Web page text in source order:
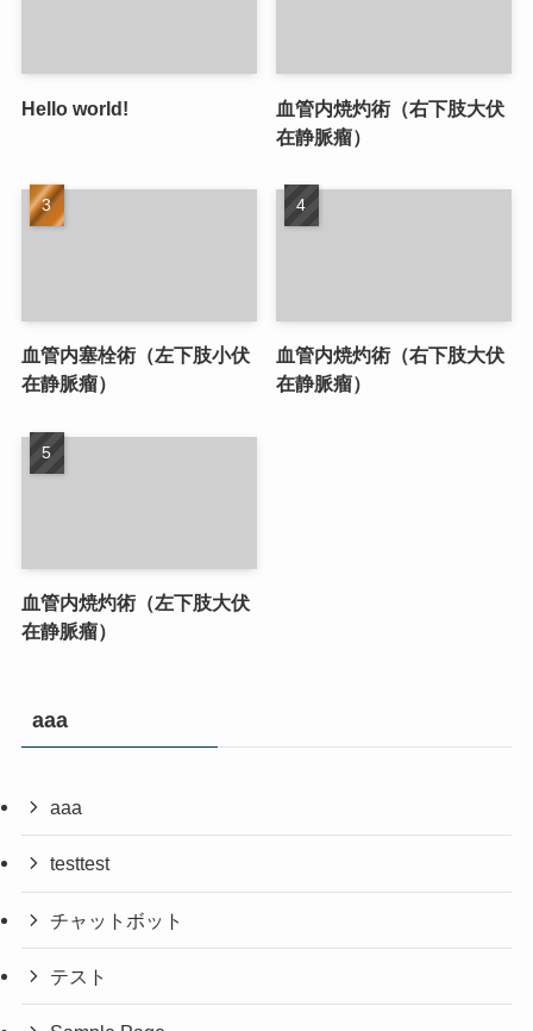
Hello world!
血管内焼灼術（右下肢大伏
在静脈瘤）
血管内塞栓術（左下肢小伏
在静脈瘤）
血管内焼灼術（右下肢大伏
在静脈瘤）
血管内焼灼術（左下肢大伏
在静脈瘤）
aaa
aaa
testtest
チャットボット
テスト